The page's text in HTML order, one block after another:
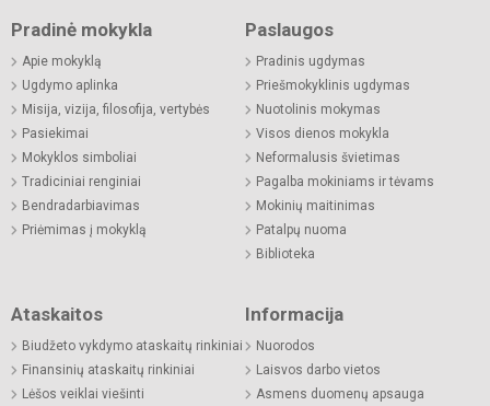
Pradinė mokykla
Apie mokyklą
Ugdymo aplinka
Misija, vizija, filosofija, vertybės
Pasiekimai
Mokyklos simboliai
Tradiciniai renginiai
Bendradarbiavimas
Priėmimas į mokyklą
Paslaugos
Pradinis ugdymas
Priešmokyklinis ugdymas
Nuotolinis mokymas
Visos dienos mokykla
Neformalusis švietimas
Pagalba mokiniams ir tėvams
Mokinių maitinimas
Patalpų nuoma
Biblioteka
Ataskaitos
Biudžeto vykdymo ataskaitų rinkiniai
Finansinių ataskaitų rinkiniai
Lėšos veiklai viešinti
Informacija
Nuorodos
Laisvos darbo vietos
Asmens duomenų apsauga